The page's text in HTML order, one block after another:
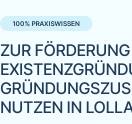
100% PRAXISWISSEN
ZUR
NUTZEN IN